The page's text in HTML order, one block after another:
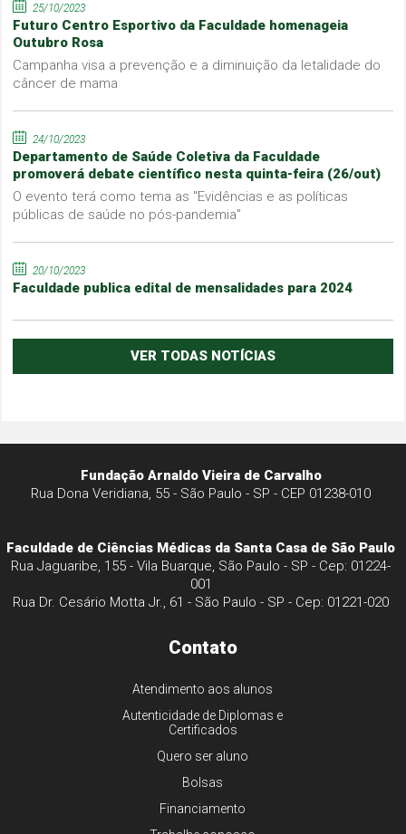
25/10/2023
Futuro Centro Esportivo da Faculdade homenageia
Outubro Rosa
Campanha visa a prevenção e a diminuição da letalidade do
câncer de mama
24/10/2023
Departamento de Saúde Coletiva da Faculdade
promoverá debate científico nesta quinta-feira (26/out)
O evento terá como tema as "Evidências e as políticas
públicas de saúde no pós-pandemia"
20/10/2023
Faculdade publica edital de mensalidades para 2024
VER TODAS NOTÍCIAS
Fundação Arnaldo Vieira de Carvalho
Rua Dona Veridiana, 55 - São Paulo - SP - CEP 01238-010
Faculdade de Ciências Médicas da Santa Casa de São Paulo
Rua Jaguaribe, 155 - Vila Buarque, São Paulo - SP - Cep: 01224-
001
Rua Dr. Cesário Motta Jr., 61 - São Paulo - SP - Cep: 01221-020
Contato
Atendimento aos alunos
Autenticidade de Diplomas e
Certificados
Quero ser aluno
Bolsas
Financiamento